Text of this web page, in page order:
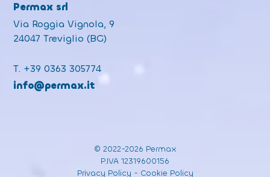
Permax srl
Via Roggia Vignola, 9
24047 Treviglio (BG)
T. +39 0363 305774
info@permax.it
© 2022-2026 Permax
P.IVA 12319600156
Privacy Policy - Cookie Policy